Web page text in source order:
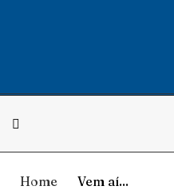
Home Vem aí...